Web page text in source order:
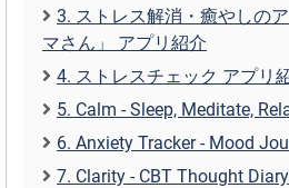
3. ストレス解消・癒やしの
マさん」 アプリ紹介
4. ストレスチェック アプリ
5. Calm - Sleep, Meditate,
6. Anxiety Tracker - Mood
7. Clarity - CBT Thought